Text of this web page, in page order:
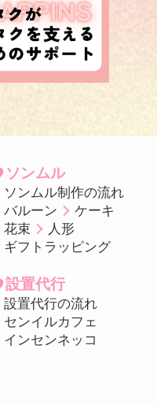
ソンムル
ソンムル制作の流れ
バルーン
ケーキ
花束
人形
ギフトラッピング
設置代行
設置代行の流れ
センイルカフェ
インセンネッコ